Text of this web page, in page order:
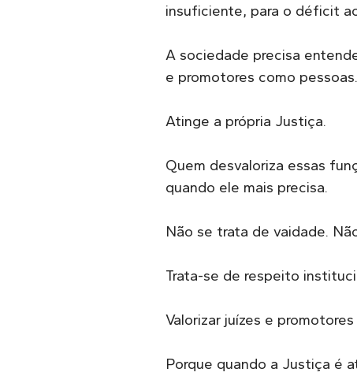
insuficiente, para o déficit
A sociedade precisa
e promotores como pessoas.
Atinge a própria Justiça.
Quem desvaloriza essas
quando ele mais precisa.
Não se trata de vaidade.
Trata-se de respeito
Valorizar juízes e
Porque quando a Justiça é